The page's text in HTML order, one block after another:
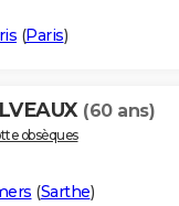
(Paris)
(60 ans)
obsèques
(Sarthe)